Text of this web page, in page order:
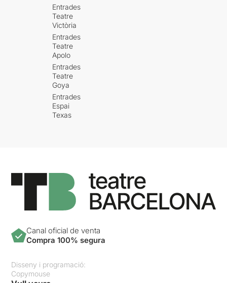
Entrades
Teatre
Victòria
Entrades
Teatre
Apolo
Entrades
Teatre
Goya
Entrades
Espai
Texas
Canal oficial de venta
Compra 100% segura
Disseny i programació:
Copymouse